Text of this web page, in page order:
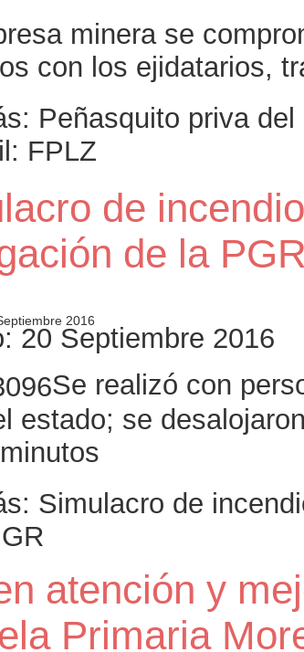
minera se
con los ejidatarios,
Peñasquito priva
FPLZ
de
de la PGR
2016
20 Septiembre 2016
Se realizó con
estado; se
Simulacro de
atención y
Primaria